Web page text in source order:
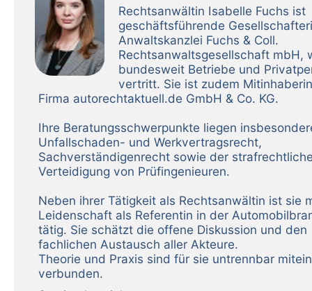
Rechtsanwältin Isabelle Fuchs ist
geschäftsführende
Anwaltskanzlei Fuchs & Coll.
Rechtsanwaltsgesellschaft mbH,
bundesweit Betriebe und
vertritt. Sie ist zudem
Firma autorechtaktuell.de GmbH & Co. KG.
Ihre Beratungsschwerpunkte liegen
Unfallschaden- und Werkvertragsrecht,
Sachverständigenrecht sowie der
Verteidigung von Prüfingenieuren.
Neben ihrer Tätigkeit als Rechtsanwältin ist sie
Leidenschaft als Referentin in der
tätig. Sie schätzt die offene Diskussion und den
fachlichen Austausch aller Akteure.
Theorie und Praxis sind für sie untrennbar
verbunden.